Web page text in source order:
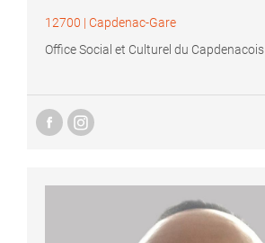
12700 | Capdenac-Gare
Office Social et Culturel du Capdenacois